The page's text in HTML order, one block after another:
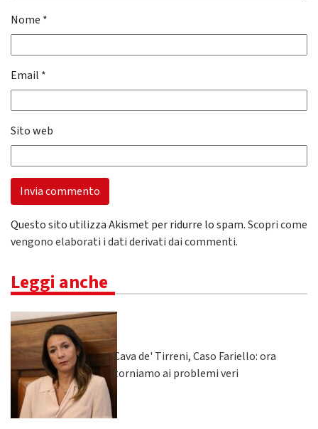
Nome *
Email *
Sito web
Questo sito utilizza Akismet per ridurre lo spam.Scopri come
vengono elaborati i dati derivati dai commenti.
Leggi anche
Cava de' Tirreni, Caso Fariello: ora
torniamo ai problemi veri